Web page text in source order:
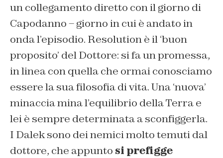
un collegamento diretto con il giorno di
Capodanno – giorno in cui è andato in
onda l’episodio. Resolution è il‘buon
proposito’ del Dottore: si fa un promessa,
in linea con quella che ormai conosciamo
essere la sua filosofia di vita. Una ‘nuova’
minaccia mina l’equilibrio della Terra e
lei è sempre determinata a sconfiggerla.
I Dalek sono dei nemici molto temuti dal
dottore, che appunto si prefigge